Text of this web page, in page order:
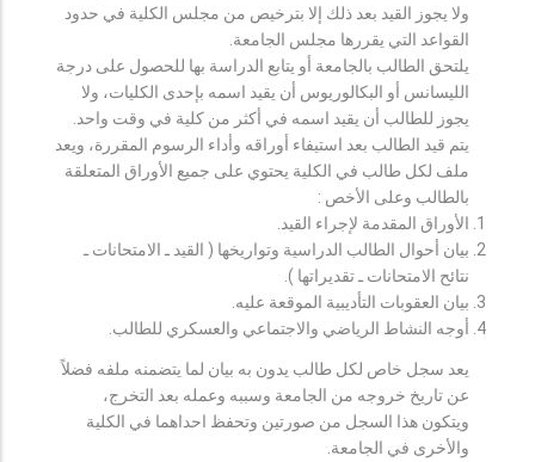
ولا يجوز القيد بعد ذلك إلا بترخيص من مجلس الكلية في حدود
القواعد التي يقررها مجلس الجامعة.
يلتحق الطالب بالجامعة أو يتابع الدراسة بها للحصول على درجة
الليسانس أو البكالوريوس أن يقيد اسمه بإحدى الكليات، ولا
يجوز للطالب أن يقيد اسمه في أكثر من كلية في وقت واحد.
يتم قيد الطالب بعد استيفاء أوراقه وأداء الرسوم المقررة، ويعد
ملف لكل طالب في الكلية يحتوي على جميع الأوراق المتعلقة
بالطالب وعلى الأخص :
الأوراق المقدمة لإجراء القيد.
بيان أحوال الطالب الدراسية وتواريخها ( القيد ـ الامتحانات ـ
نتائح الامتحانات ـ تقديراتها ).
بيان العقوبات التأديبية الموقعة عليه.
أوجه النشاط الرياضي والاجتماعي والعسكري للطالب.
يعد سجل خاص لكل طالب يدون به بيان لما يتضمنه ملفه فضلاً
عن تاريخ خروجه من الجامعة وسببه وعمله بعد التخرج،
ويتكون هذا السجل من صورتين وتحفظ احداهما في الكلية
والأخرى في الجامعة.